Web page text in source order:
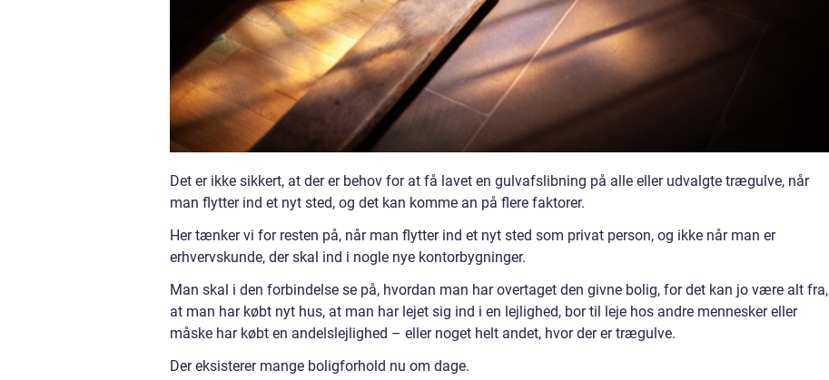
Det er ikke sikkert, at der er behov for at få lavet en gulvafslibning på alle eller udvalgte trægulve, når
man flytter ind et nyt sted, og det kan komme an på flere faktorer.
Her tænker vi for resten på, når man flytter ind et nyt sted som privat person, og ikke når man er
erhvervskunde, der skal ind i nogle nye kontorbygninger.
Man skal i den forbindelse se på, hvordan man har overtaget den givne bolig, for det kan jo være alt fra,
at man har købt nyt hus, at man har lejet sig ind i en lejlighed, bor til leje hos andre mennesker eller
måske har købt en andelslejlighed – eller noget helt andet, hvor der er trægulve.
Der eksisterer mange boligforhold nu om dage.